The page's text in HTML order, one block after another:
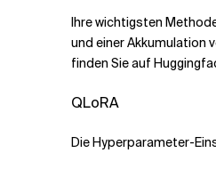
Ihre wichtigsten
und einer Akkumulation
finden Sie auf
QLoRA
Die Hyperparameter-